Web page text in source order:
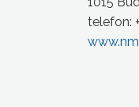
telefon: